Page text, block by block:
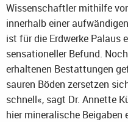
Wissenschaftler mithilfe
innerhalb einer
ist für die Erdwerke Palaus
sensationeller Befund.
erhaltenen Bestattungen
sauren Böden zersetzen
schnell«, sagt Dr. Annette
hier mineralische Beigaben